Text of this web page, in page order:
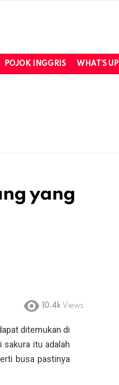
POJOK INGGRIS WHAT’S
yang
10.4k Views
ditemukan di
itu adalah
busa pastinya